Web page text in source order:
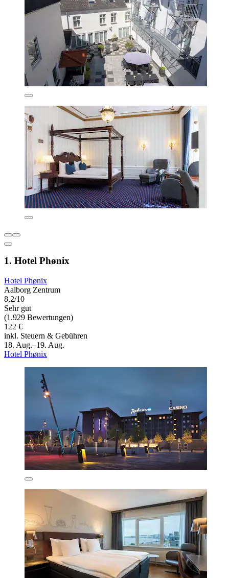
1. Hotel Phønix
Hotel Phønix
Aalborg Zentrum
8,2/10
Sehr gut
(1.929 Bewertungen)
122 €
inkl. Steuern & Gebühren
18. Aug.–19. Aug.
Hotel Phønix